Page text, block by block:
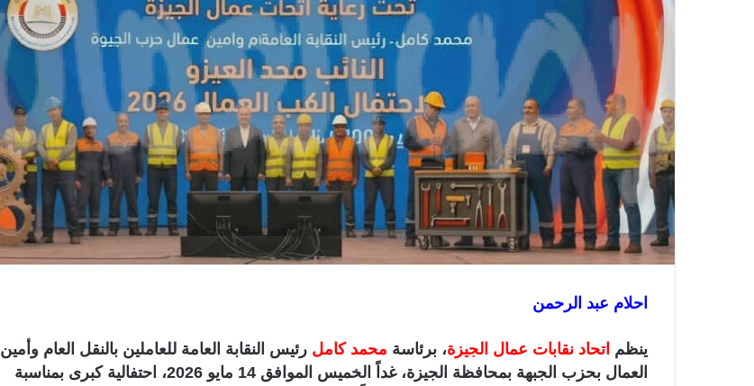
ت
و
ن
ي
احلام عبد الرحمن
ينظم اتحاد نقابات عمال الجيزة، برئاسة محمد كامل رئيس النقابة العامة للعاملين بالنقل العام وأمين
العمال بحزب الجبهة بمحافظة الجيزة، غداً الخميس الموافق 14 مايو 2026، احتفالية كبرى بمناسبة